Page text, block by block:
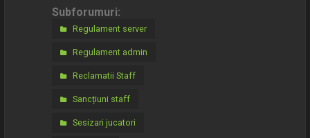
Subforumuri:
Regulament server
Regulament admin
Reclamatii Staff
Sancțiuni staff
Sesizari jucatori